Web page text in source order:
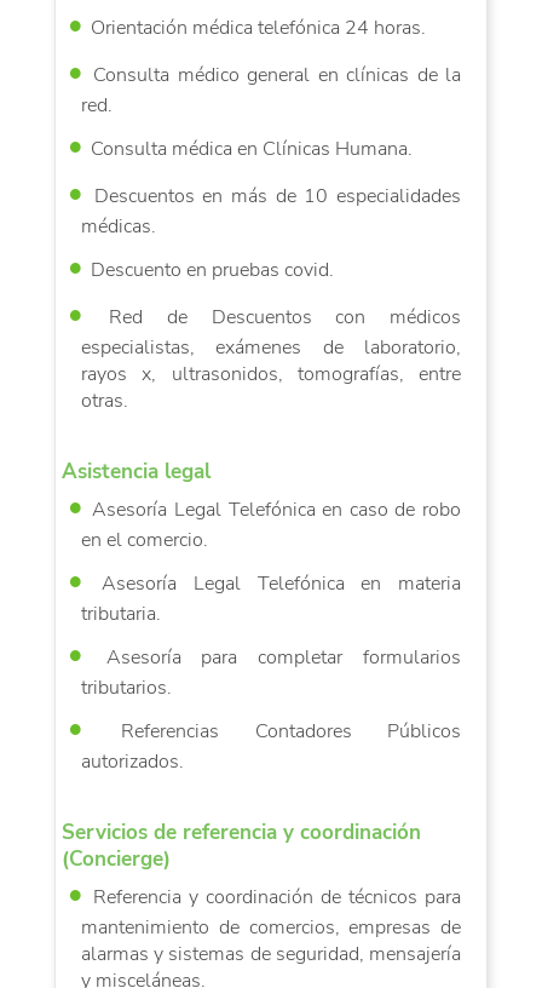
Orientación médica telefónica 24 horas.
Consulta médico general en clínicas de la
red.
Consulta médica en Clínicas Humana.
Descuentos en más de 10 especialidades
médicas.
Descuento en pruebas covid.
Red de Descuentos con médicos
especialistas, exámenes de laboratorio,
rayos x, ultrasonidos, tomografías, entre
otras.
Asistencia legal
Asesoría Legal Telefónica en caso de robo
en el comercio.
Asesoría Legal Telefónica en materia
tributaria.
Asesoría para completar formularios
tributarios.
Referencias Contadores Públicos
autorizados.
Servicios de referencia y coordinación
(Concierge)
Referencia y coordinación de técnicos para
mantenimiento de comercios, empresas de
alarmas y sistemas de seguridad, mensajería
y misceláneas.